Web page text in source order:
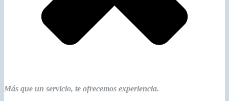
Más que un servicio, te ofrecemos experiencia.